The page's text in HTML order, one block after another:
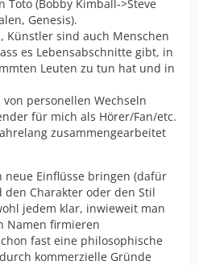
(Bobby Kimball->Steve
Genesis).
Künstler sind auch Menschen
es Lebensabschnitte gibt, in
Leuten zu tun hat und in
personellen Wechseln
für mich als Hörer/Fan/etc.
zusammengearbeitet
neue Einflüsse bringen (dafür
Charakter oder den Stil
jedem klar, inwieweit man
Namen firmieren
fast eine philosophische
kommerzielle Gründe